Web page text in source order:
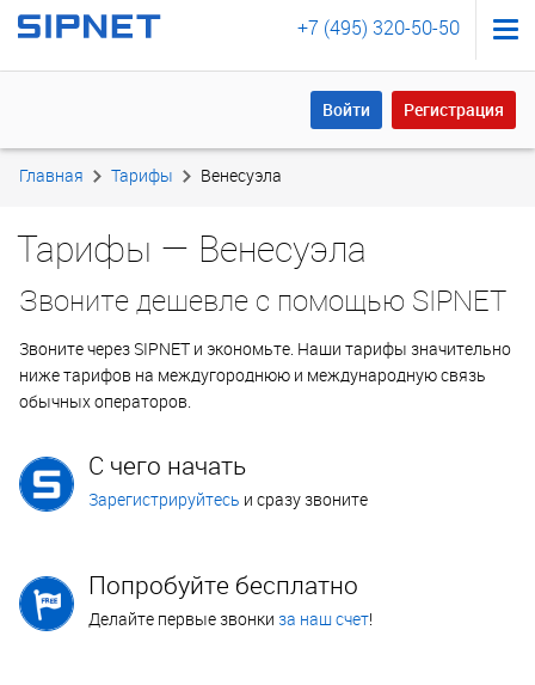
+7 (495) 320-50-50
Войти Регистрация
Войти Регистрация
Главная Тарифы Венесуэла
Тарифы — Венесуэла
Звоните дешевле с помощью SIPNET
Звоните через SIPNET и экономьте. Наши тарифы значительно
ниже тарифов на междугороднюю и международную связь
обычных операторов.
С чего начать
Зарегистрируйтесь и сразу звоните
Попробуйте бесплатно
Делайте первые звонки за наш счет!